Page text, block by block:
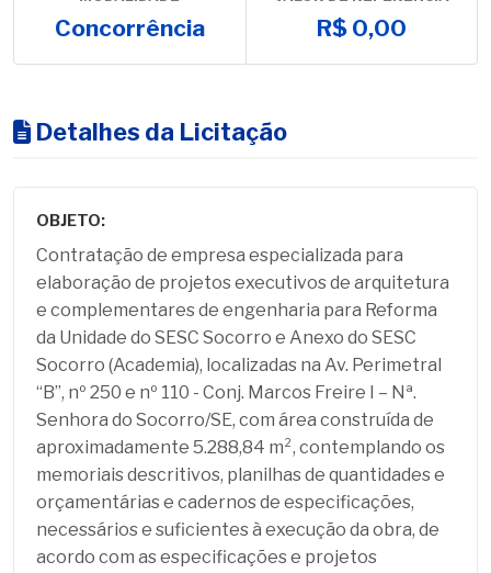
Concorrência R$ 0,00
Detalhes da Licitação
OBJETO:
Contratação de empresa especializada para
elaboração de projetos executivos de arquitetura
e complementares de engenharia para Reforma
da Unidade do SESC Socorro e Anexo do SESC
Socorro (Academia), localizadas na Av. Perimetral
“B”, nº 250 e nº 110 - Conj. Marcos Freire I – Nª.
Senhora do Socorro/SE, com área construída de
aproximadamente 5.288,84 m², contemplando os
memoriais descritivos, planilhas de quantidades e
orçamentárias e cadernos de especificações,
necessários e suficientes à execução da obra, de
acordo com as especificações e projetos